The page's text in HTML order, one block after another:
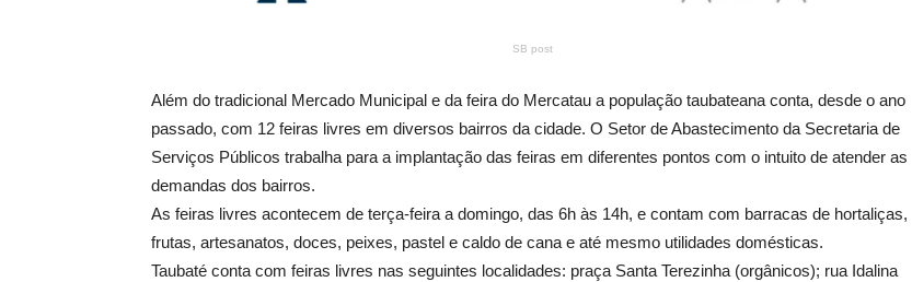
SB post
Além do tradicional Mercado Municipal e da feira do Mercatau a população taubateana conta, desde o ano
passado, com 12 feiras livres em diversos bairros da cidade. O Setor de Abastecimento da Secretaria de
Serviços Públicos trabalha para a implantação das feiras em diferentes pontos com o intuito de atender as
demandas dos bairros.
As feiras livres acontecem de terça-feira a domingo, das 6h às 14h, e contam com barracas de hortaliças,
frutas, artesanatos, doces, peixes, pastel e caldo de cana e até mesmo utilidades domésticas.
Taubaté conta com feiras livres nas seguintes localidades: praça Santa Terezinha (orgânicos); rua Idalina